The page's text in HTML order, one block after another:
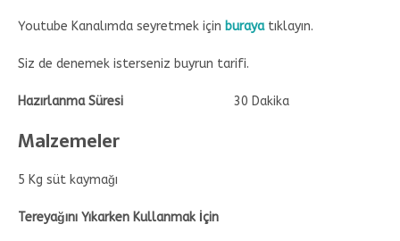
Youtube Kanalımda seyretmek için burayatıklayın.
Siz de denemek isterseniz buyrun tarifi.
Hazırlanma Süresi 30 Dakika
Malzemeler
5 Kg süt kaymağı
Tereyağını Yıkarken Kullanmak İçin